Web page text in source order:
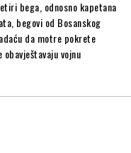
bega, odnosno kapetana
begovi od Bosanskog
da motre pokrete
vojnu